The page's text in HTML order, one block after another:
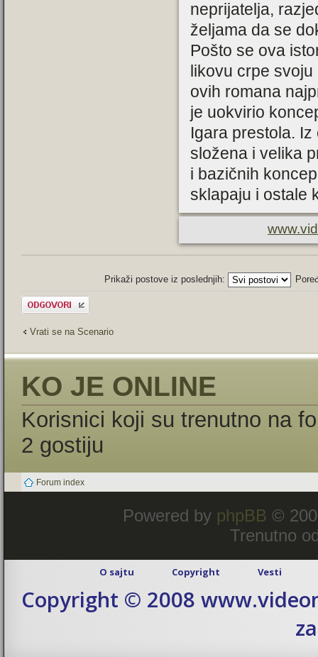
neprijatelja,
željama da se
Pošto se ova
likovu crpe
ovih romana
je uokvirio
Igara prestola.
složena i velika
i bazičnih
sklapaju i ostale
Prikaži postove iz poslednjih:
Odgovori
Vrati se na Scenario
KO JE ONLINE
Korisnici koji su trenutno na
2 gostiju
Forum index
Powered by phpBB ©
Trenutno
O sajtu Copyright Vesti
Copyright © 2008